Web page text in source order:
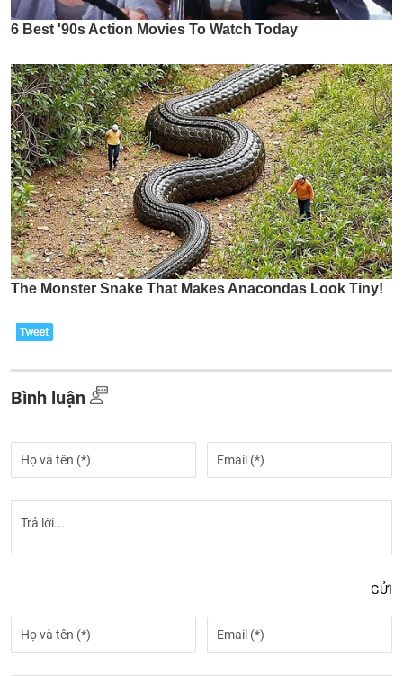
Bình luận
GỬI